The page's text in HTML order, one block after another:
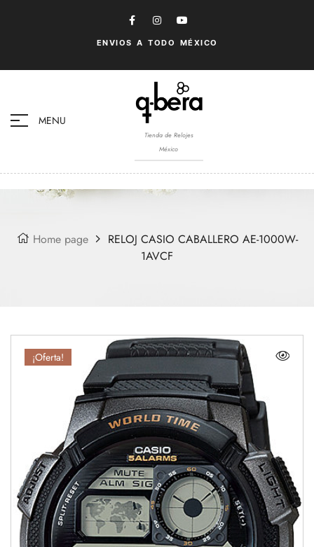
ENVIOS A TODO MÉXICO
MENU
Tienda de Relojes
México
Home page
RELOJ CASIO CABALLERO AE-1000W-
1AVCF
¡Oferta!